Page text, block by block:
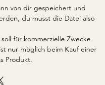
von dir gespeichert und
du musst die Datei also
für kommerzielle Zwecke
nur möglich beim Kauf einer
Produkt.